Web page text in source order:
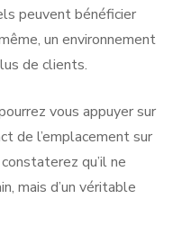
peuvent bénéficier
un environnement
de clients.
vous appuyer sur
de l’emplacement sur
qu’il ne
mais d’un véritable